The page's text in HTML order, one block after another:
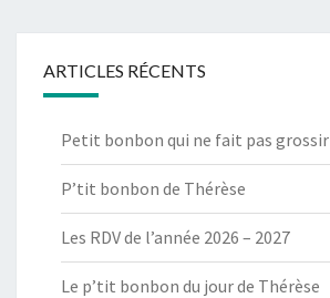
ARTICLES RÉCENTS
Petit bonbon qui ne fait pas grossir
P’tit bonbon de Thérèse
Les RDV de l’année 2026 – 2027
Le p’tit bonbon du jour de Thérèse